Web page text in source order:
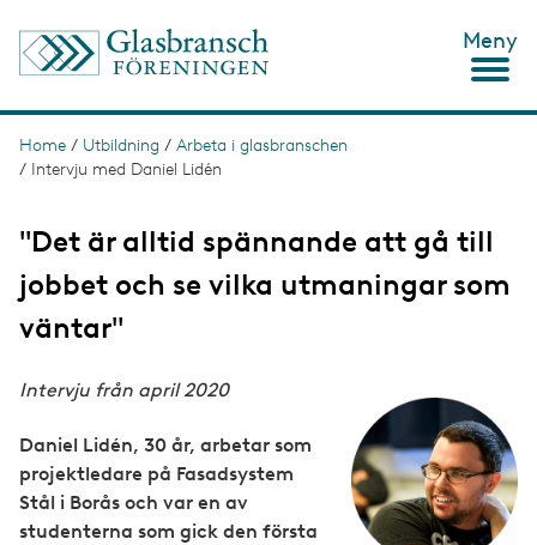
Meny
B
e
d
c
u
m
b
Home / Utbildning / Arbeta i glasbranschen
/ Intervju med Daniel Lidén
"Det är alltid spännande att gå till
jobbet och se vilka utmaningar som
väntar"
m
a
g
Intervju från april 2020
Daniel Lidén, 30 år, arbetar som
projektledare på Fasadsystem
Stål i Borås och var en av
studenterna som gick den första